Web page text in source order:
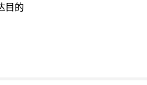
目的